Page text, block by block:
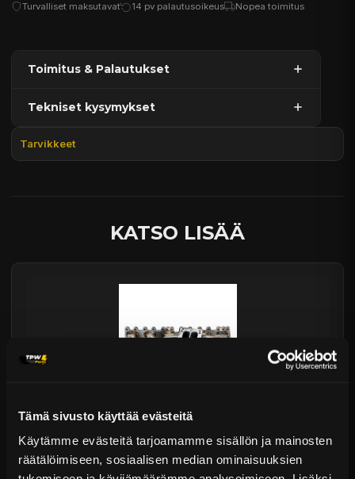
Tämä sivusto käyttää evästeitä
Käytämme evästeitä tarjoamamme sisällön ja mainosten
räätälöimiseen, sosiaalisen median ominaisuuksien
Turvalliset maksutavat 14 pv palautusoikeus Nopea toimitus
Toimitus & Palautukset
Päävaraston tuotteet 7 arkipäivässä
Tekniset kysymykset
Tarvikkeet
KATSO LISÄÄ
DriftShop Mercedes M104 Twin Scroll -pakosarja
€421,99 sis. ALV